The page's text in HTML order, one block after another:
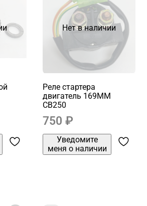
Нет в наличии
Реле стартера
двигатель 169MM
CB250
750 ₽
Уведомите
меня о наличии